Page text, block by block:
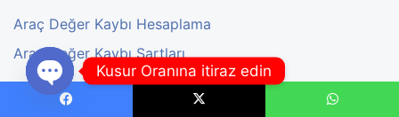
Araç Değer Kaybı Hesaplama
Araç Değer Kaybı Şartları
Trafik Cezası İşlemleri
Kusur Oranına itiraz edin
Open